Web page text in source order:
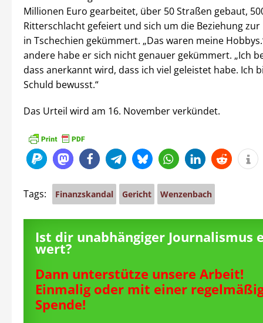
Millionen Euro gearbeitet, über 50 Straßen gebaut,
Ritterschlacht gefeiert und sich um die Beziehung
in Tschechien gekümmert. „Das waren meine
andere habe er sich nicht genauer gekümmert. „Ich
dass anerkannt wird, dass ich viel geleistet habe. Ich
Schuld bewusst.“
Das Urteil wird am 16. November verkündet.
Tags: Finanzskandal Gericht Wenzenbach
Ist dir unabhängiger Journalismus
wert?
Dann unterstütze unsere Arbeit!
Einmalig oder mit einer
Spende!